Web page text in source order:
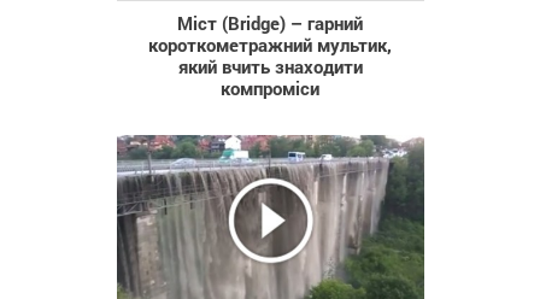
Міст (Bridge) – гарний
короткометражний мультик,
який вчить знаходити
компроміси